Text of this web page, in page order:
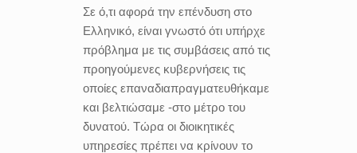
Σε ό,τι αφορά την επένδυση στο
Ελληνικό, είναι γνωστό ότι υπήρχε
πρόβλημα με τις συμβάσεις από τις
προηγούμενες κυβερνήσεις τις
οποίες επαναδιαπραγματευθήκαμε
και βελτιώσαμε -στο μέτρο του
δυνατού. Τώρα οι διοικητικές
υπηρεσίες πρέπει να κρίνουν το